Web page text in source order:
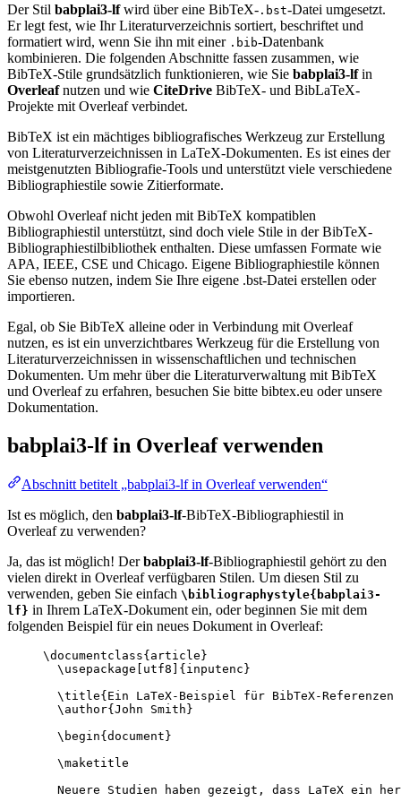
Der Stil babplai3-lfwird über eine BibTeX- .bst-Datei umgesetzt.
Er legt fest, wie Ihr Literaturverzeichnis sortiert, beschriftet und
formatiert wird, wenn Sie ihn mit einer .bib-Datenbank
kombinieren. Die folgenden Abschnitte fassen zusammen, wie
BibTeX-Stile grundsätzlich funktionieren, wie Sie babplai3-lfin
Overleafnutzen und wie CiteDrive BibTeX- und BibLaTeX-
Projekte mit Overleaf verbindet.
BibTeX ist ein mächtiges bibliografisches Werkzeug zur Erstellung
von Literaturverzeichnissen in LaTeX-Dokumenten. Es ist eines der
meistgenutzten Bibliografie-Tools und unterstützt viele verschiedene
Bibliographiestile sowie Zitierformate.
Obwohl Overleaf nicht jeden mit BibTeX kompatiblen
Bibliographiestil unterstützt, sind doch viele Stile in der BibTeX-
Bibliographiestilbibliothek enthalten. Diese umfassen Formate wie
APA, IEEE, CSE und Chicago. Eigene Bibliographiestile können
Sie ebenso nutzen, indem Sie Ihre eigene .bst-Datei erstellen oder
importieren.
Egal, ob Sie BibTeX alleine oder in Verbindung mit Overleaf
nutzen, es ist ein unverzichtbares Werkzeug für die Erstellung von
Literaturverzeichnissen in wissenschaftlichen und technischen
Dokumenten. Um mehr über die Literaturverwaltung mit BibTeX
und Overleaf zu erfahren, besuchen Sie bitte bibtex.eu oder unsere
Dokumentation.
babplai3-lfin Overleaf verwenden
Abschnitt betitelt „babplai3-lf in Overleaf verwenden“
Ist es möglich, den babplai3-lf-BibTeX-Bibliographiestil in
Overleaf zu verwenden?
Ja, das ist möglich! Derbabplai3-lf-Bibliographiestil gehört zu den
vielen direkt in Overleaf verfügbaren Stilen. Um diesen Stil zu
verwenden, geben Sie einfach \bibliographystyle{babplai3-
lf} in Ihrem LaTeX-Dokument ein, oder beginnen Sie mit dem
folgenden Beispiel für ein neues Dokument in Overleaf:
\documentclass{ article }
\usepackage
utf8 ]{ inputenc }
\title{Ein LaTeX-Beispiel für BibTeX-
\author{John Smith}
\begin{ document }
\maketitle
Neuere Studien haben gezeigt, dass LaTeX ein